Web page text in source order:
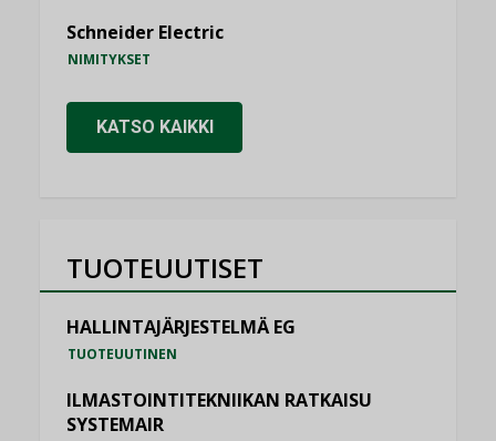
Schneider Electric
NIMITYKSET
KATSO KAIKKI
TUOTEUUTISET
HALLINTAJÄRJESTELMÄ EG
TUOTEUUTINEN
ILMASTOINTITEKNIIKAN RATKAISU
SYSTEMAIR